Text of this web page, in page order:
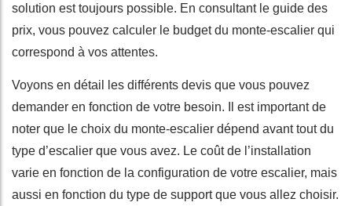
solution est toujours possible. En consultant le guide des
prix, vous pouvez calculer le budget du monte-escalier qui
correspond à vos attentes.
Voyons en détail les différents devis que vous pouvez
demander en fonction de votre besoin. Il est important de
noter que le choix du monte-escalier dépend avant tout du
type d’escalier que vous avez. Le coût de l’installation
varie en fonction de la configuration de votre escalier, mais
aussi en fonction du type de support que vous allez choisir.